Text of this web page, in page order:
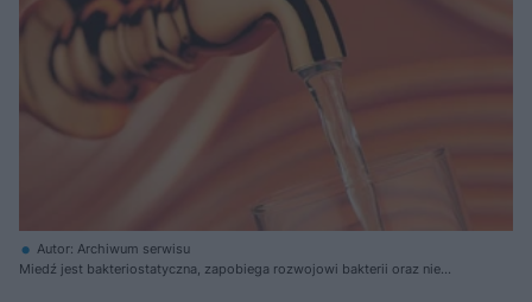
Autor: Archiwum serwisu
Miedź jest bakteriostatyczna, zapobiega rozwojowi bakterii oraz nie